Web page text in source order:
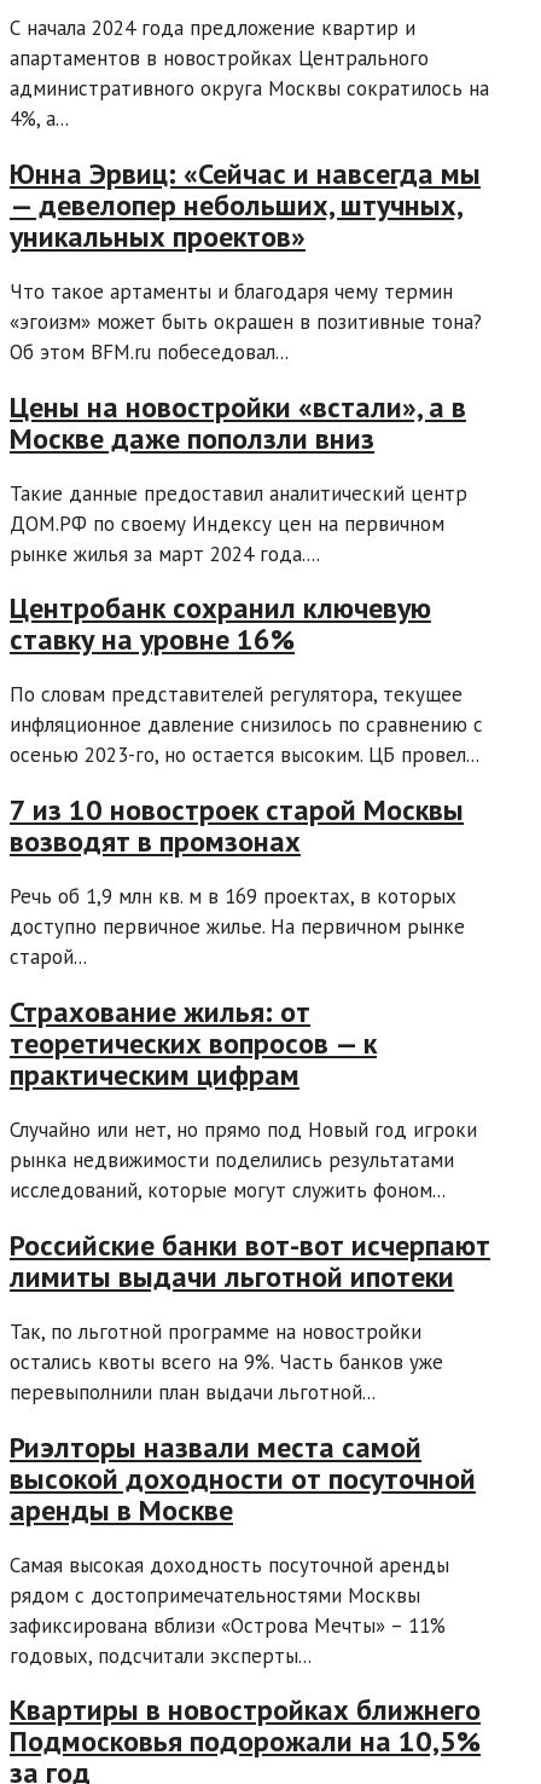
С начала 2024 года предложение квартир и
апартаментов в новостройках Центрального
административного округа Москвы сократилось на
4%, а...
Юнна Эрвиц: «Сейчас и навсегда мы
— девелопер небольших, штучных,
уникальных проектов»
Что такое артаменты и благодаря чему термин
«эгоизм» может быть окрашен в позитивные тона?
Об этом BFM.ru побеседовал...
Цены на новостройки «встали», а в
Москве даже поползли вниз
Такие данные предоставил аналитический центр
ДОМ.РФ по своему Индексу цен на первичном
рынке жилья за март 2024 года....
Центробанк сохранил ключевую
ставку на уровне 16%
По словам представителей регулятора, текущее
инфляционное давление снизилось по сравнению с
осенью 2023-го, но остается высоким. ЦБ провел...
7 из 10 новостроек старой Москвы
возводят в промзонах
Речь об 1,9 млн кв. м в 169 проектах, в которых
доступно первичное жилье. На первичном рынке
старой...
Страхование жилья: от
теоретических вопросов — к
практическим цифрам
Случайно или нет, но прямо под Новый год игроки
рынка недвижимости поделились результатами
исследований, которые могут служить фоном...
Российские банки вот-вот исчерпают
лимиты выдачи льготной ипотеки
Так, по льготной программе на новостройки
остались квоты всего на 9%. Часть банков уже
перевыполнили план выдачи льготной...
Риэлторы назвали места самой
высокой доходности от посуточной
аренды в Москве
Самая высокая доходность посуточной аренды
рядом с достопримечательностями Москвы
зафиксирована вблизи «Острова Мечты» – 11%
годовых, подсчитали эксперты...
Квартиры в новостройках ближнего
Подмосковья подорожали на 10,5%
за год